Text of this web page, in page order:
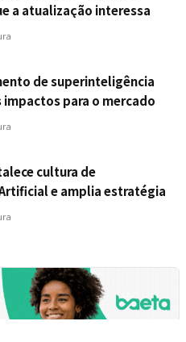
a atualização interessa
de superinteligência
para o mercado
cultura de
e amplia estratégia